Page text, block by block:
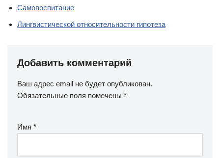
Самовоспитание
Лингвистической относительности гипотеза
Добавить комментарий
Ваш адрес email не будет опубликован.
Обязательные поля помечены *
Имя *